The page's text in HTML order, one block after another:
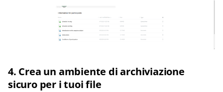
4. Crea un ambiente di archiviazione
sicuro per i tuoi file